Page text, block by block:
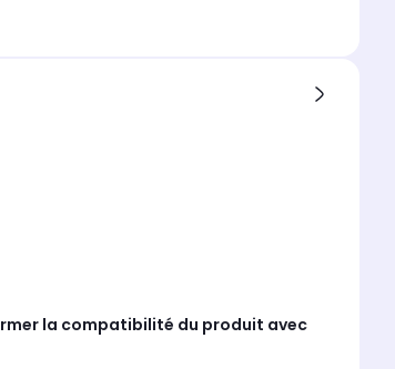
la compatibilité du produit avec